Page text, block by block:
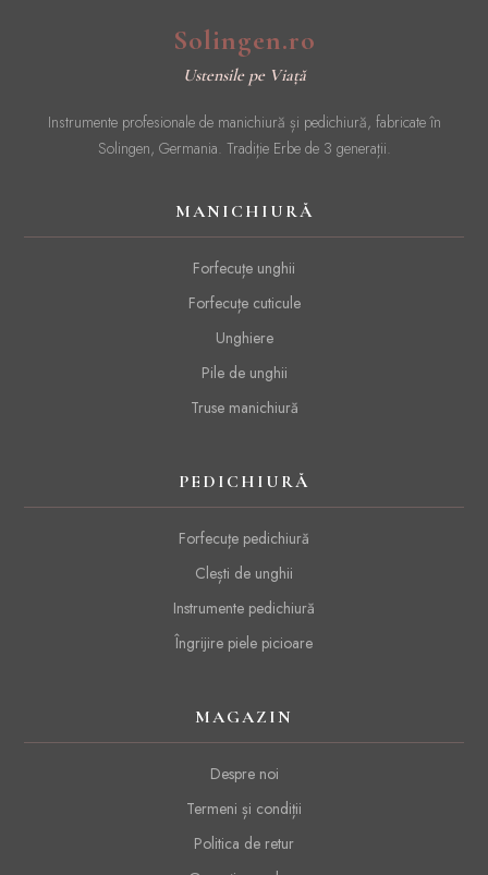
Solingen.ro
Ustensile pe Viață
Instrumente profesionale de manichiură și pedichiură, fabricate în
Solingen, Germania. Tradiție Erbe de 3 generații.
MANICHIURĂ
Forfecuțe unghii
Forfecuțe cuticule
Unghiere
Pile de unghii
Truse manichiură
PEDICHIURĂ
Forfecuțe pedichiură
Clești de unghii
Instrumente pedichiură
Îngrijire piele picioare
MAGAZIN
Despre noi
Termeni și condiții
Politica de retur